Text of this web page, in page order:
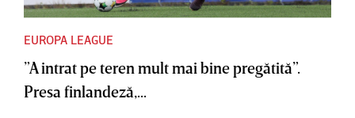
EUROPA LEAGUE
”A intrat pe teren mult mai bine pregătită”.
Presa finlandeză,...